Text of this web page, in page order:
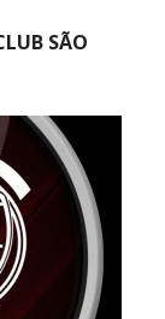
SÃO